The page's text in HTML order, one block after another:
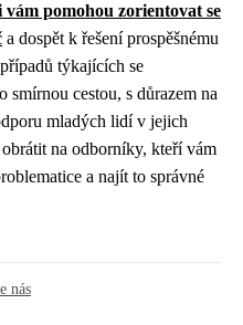
pomohou zorientovat se
a dospět k řešení prospěšnému
týkajících se
cestou, s důrazem na
mladých lidí v jejich
na odborníky, kteří vám
a najít to správné
nás